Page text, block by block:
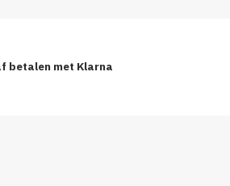
betalen met Klarna